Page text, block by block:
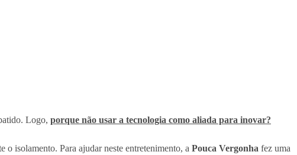
Logo, porque não usar a tecnologia como aliada para inovar?
isolamento. Para ajudar neste entretenimento, a Pouca Vergonha fez uma